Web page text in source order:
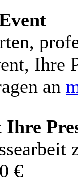
Ihre
an
€